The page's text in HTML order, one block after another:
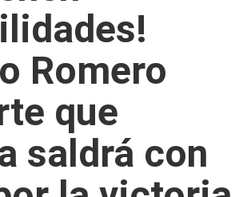
Romero
que
saldrá con